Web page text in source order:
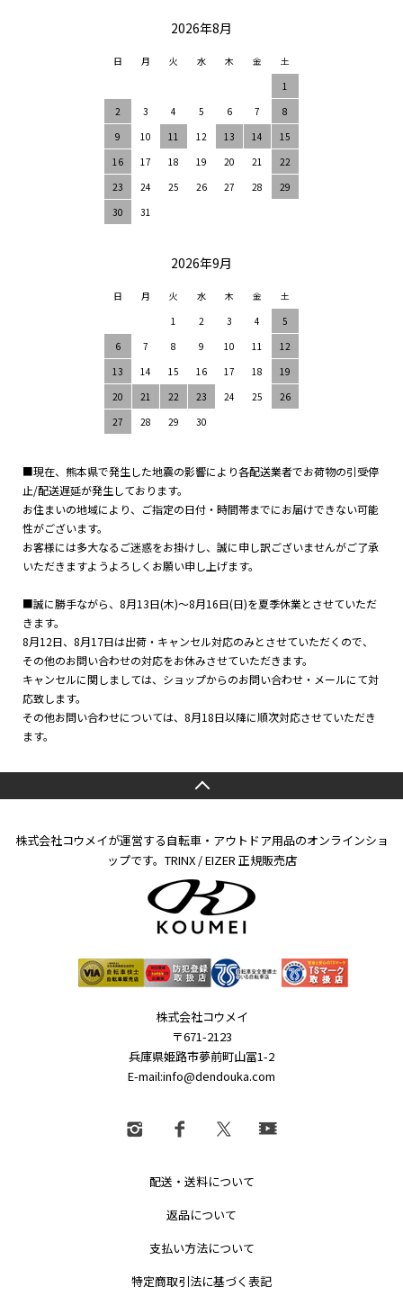
2026年8月
日 月 火 水 木 金
土
1
2
3 4 5 6 7
8
9
10 11 12 13 14
15
16
17 18 19 20 21
22
23
24 25 26 27 28
29
30
31
2026年9月
日 月 火 水 木 金
土
1
2 3 4
5
6
7 8 9 10 11
12
13
14 15 16 17 18
19
20
21 22 23 24 25
26
27
28 29 30
■現在、熊本県で発生した地震の影響により各配送業者でお荷物の引受停
止/配送遅延が発生しております。
お住まいの地域により、ご指定の日付・時間帯までにお届けできない可能
性がございます。
お客様には多大なるご迷惑をお掛けし、誠に申し訳ございませんがご了承
いただきますようよろしくお願い申し上げます。
■誠に勝手ながら、8月13日(木)～8月16日(日)を夏季休業とさせていただ
きます。
8月12日、8月17日は出荷・キャンセル対応のみとさせていただくので、
その他のお問い合わせの対応をお休みさせていただきます。
キャンセルに関しましては、ショップからのお問い合わせ・メールにて対
応致します。
その他お問い合わせについては、8月18日以降に順次対応させていただき
ます。
株式会社コウメイが運営する自転車・アウトドア用品のオンラインショ
ップです。TRINX / EIZER 正規販売店
株式会社コウメイ
〒671-2123
兵庫県姫路市夢前町山冨1-2
E-mail:info@dendouka.com
配送・送料について
返品について
支払い方法について
特定商取引法に基づく表記